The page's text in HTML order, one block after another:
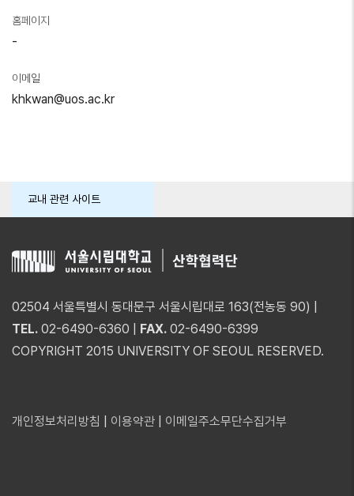
홈페이지
-
이메일
khkwan@uos.ac.kr
교내 관련 사이트
02504 서울특별시 동대문구 서울시립대로 163(전농동 90) |
TEL. 02-6490-6360 | FAX. 02-6490-6399
COPYRIGHT 2015 UNIVERSITY OF SEOUL RESERVED.
개인정보처리방침 이용약관 이메일주소무단수집거부